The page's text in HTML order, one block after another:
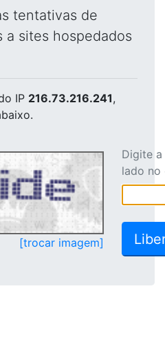
tentativas de
a sites hospedados
IP 216.73.216.241,
[trocar imagem]
Digite
lado no